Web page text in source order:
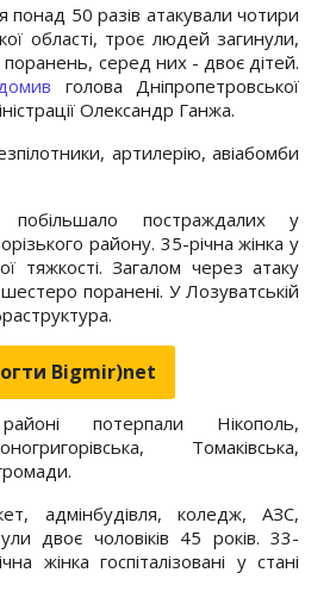
понад 50 разів атакували чотири
області, троє людей загинули,
серед них - двоє дітей.
голова Дніпропетровської
Олександр Ганжа.
артилерію, авіабомби
постраждалих у
району. 35-річна жінка у
тяжкості. Загалом через атаку
поранені. У Лозуватській
Bigmir)net
потерпали Нікополь,
Томаківська,
адмінбудівля, коледж, АЗС,
двоє чоловіків 45 років. 33-
жінка госпіталізовані у стані